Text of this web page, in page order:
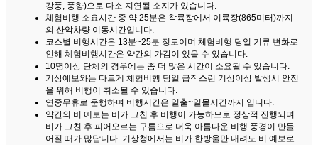
강풍, 풍향)으로 다소 지연될 소지가 있습니다.
체험비행 소요시간 중 약 25분은 착륙장에서 이륙장(865미터)까지
의 산악차량 이동시간입니다.
코스별 비행시간은 13분~25분 정도이며 체험비행 당일 기류 변화로
인해 체험비행시간은 약간의 가감이 있을 수 있습니다.
10명이상 단체의 경우에는 좀 더 많은 시간이 소요될 수 있습니다.
기상예보와는 다르게 체험비행 당일 급작스런 기상이상 발생시 안전
을 위해 비행이 취소될 수 있습니다.
연중무휴로 운행하며 비행시간은 일출~일몰시간까지 입니다.
약간의 비 예보는 비가 그친 후 비행이 가능하므로 정상적 진행되며
비가 그친 후 피어오르는 구름으로 더욱 아름다운 비행 풍경이 만들
어질 때가 많답니다. 기상청에서는 비가 한방울만 내려도 비 예보로